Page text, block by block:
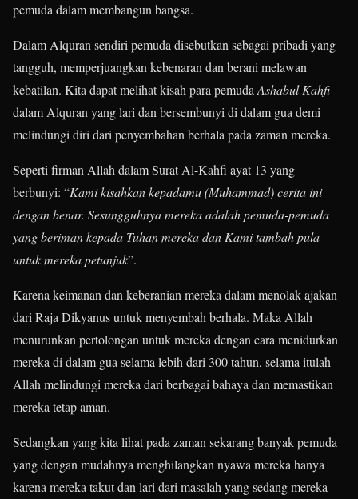
pemuda dalam membangun bangsa.
Dalam Alquran sendiri pemuda disebutkan sebagai pribadi yang
tangguh, memperjuangkan kebenaran dan berani melawan
kebatilan. Kita dapat melihat kisah para pemuda Ashabul Kahfi
dalam Alquran yang lari dan bersembunyi di dalam gua demi
melindungi diri dari penyembahan berhala pada zaman mereka.
Seperti firman Allah dalam Surat Al-Kahfi ayat 13 yang
berbunyi: “Kami kisahkankepadamu (Muhammad) ceritaini
denganbenar. Sesungguhnyamerekaadalah pemuda-pemuda
yang berimankepada Tuhan mereka dan Kami tambah pula
untukmerekapetunjuk”.
Karena keimanan dan keberanian mereka dalam menolak ajakan
dari Raja Dikyanus untuk menyembah berhala. Maka Allah
menurunkan pertolongan untuk mereka dengan cara menidurkan
mereka di dalam gua selama lebih dari 300 tahun, selama itulah
Allah melindungi mereka dari berbagai bahaya dan memastikan
mereka tetap aman.
Sedangkan yang kita lihat pada zaman sekarang banyak pemuda
yang dengan mudahnya menghilangkan nyawa mereka hanya
karena mereka takut dan lari dari masalah yang sedang mereka